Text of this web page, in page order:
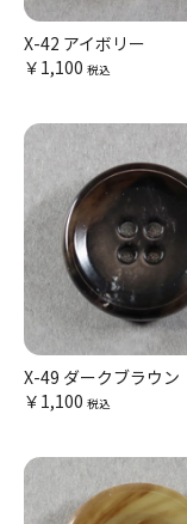
X-42 アイボリー
￥1,100 税込
X-49 ダークブラウン
￥1,100 税込